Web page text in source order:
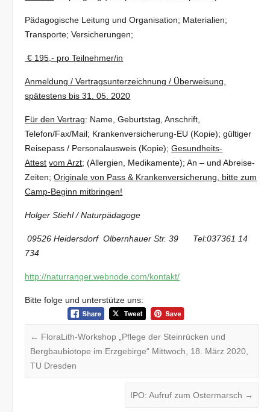
Pädagogische Leitung und Organisation; Materialien;
Transporte; Versicherungen;
€ 195,- pro Teilnehmer/in
Anmeldung / Vertragsunterzeichnung / Überweisung,
spätestens bis 31. 05. 2020
Für den Vertrag: Name, Geburtstag, Anschrift,
Telefon/Fax/Mail; Krankenversicherung-EU (Kopie); gültiger
Reisepass / Personalausweis (Kopie);Gesundheits-
Attest vom Arzt; (Allergien, Medikamente); An – und Abreise-
Zeiten;Originale von Pass & Krankenversicherung, bitte zum
Camp-Beginn mitbringen!
Holger Stiehl / Naturpädagoge
09526 Heidersdorf Olbernhauer Str. 39 Tel:037361 14
734
http://naturranger.webnode.com/kontakt/
Bitte folge und unterstütze uns:
← FloraLith-Workshop „Pflege der Steinrücken und
Bergbaubiotope im Erzgebirge“ Mittwoch, 18. März 2020,
TU Dresden
IPO: Aufruf zum Ostermarsch →